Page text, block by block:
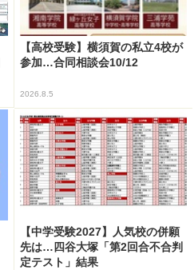
【高校受験】横須賀の私立4校が
参加…合同相談会10/12
2026.8.5
【中学受験2027】人気校の併願
先は…四谷大塚「第2回合不合判
定テスト」結果